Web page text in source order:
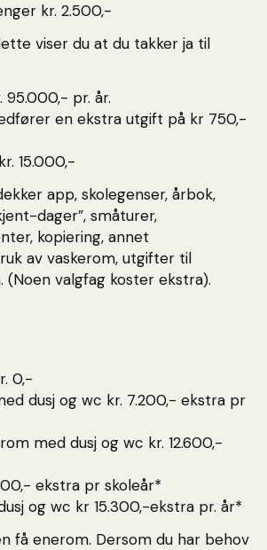
kr. 2.500,-
viser du at du takker ja til
95.000,- pr. år.
en ekstra utgift på kr 750,-
15.000,-
app, skolegenser, årbok,
dager”, småturer,
kopiering, annet
av vaskerom, utgifter til
(Noen valgfag koster ekstra).
0,-
dusj og wc kr. 7.200,- ekstra pr
med dusj og wc kr. 12.600,-
ekstra pr skoleår*
og wc kr 15.300,-ekstra pr. år*
få enerom. Dersom du har behov